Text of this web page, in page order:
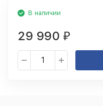
В наличии
29 990 ₽